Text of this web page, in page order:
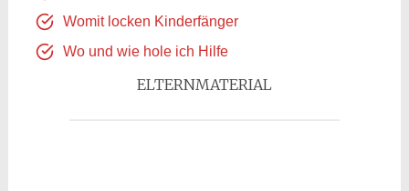
Womit locken Kinderfänger
Wo und wie hole ich Hilfe
ELTERNMATERIAL